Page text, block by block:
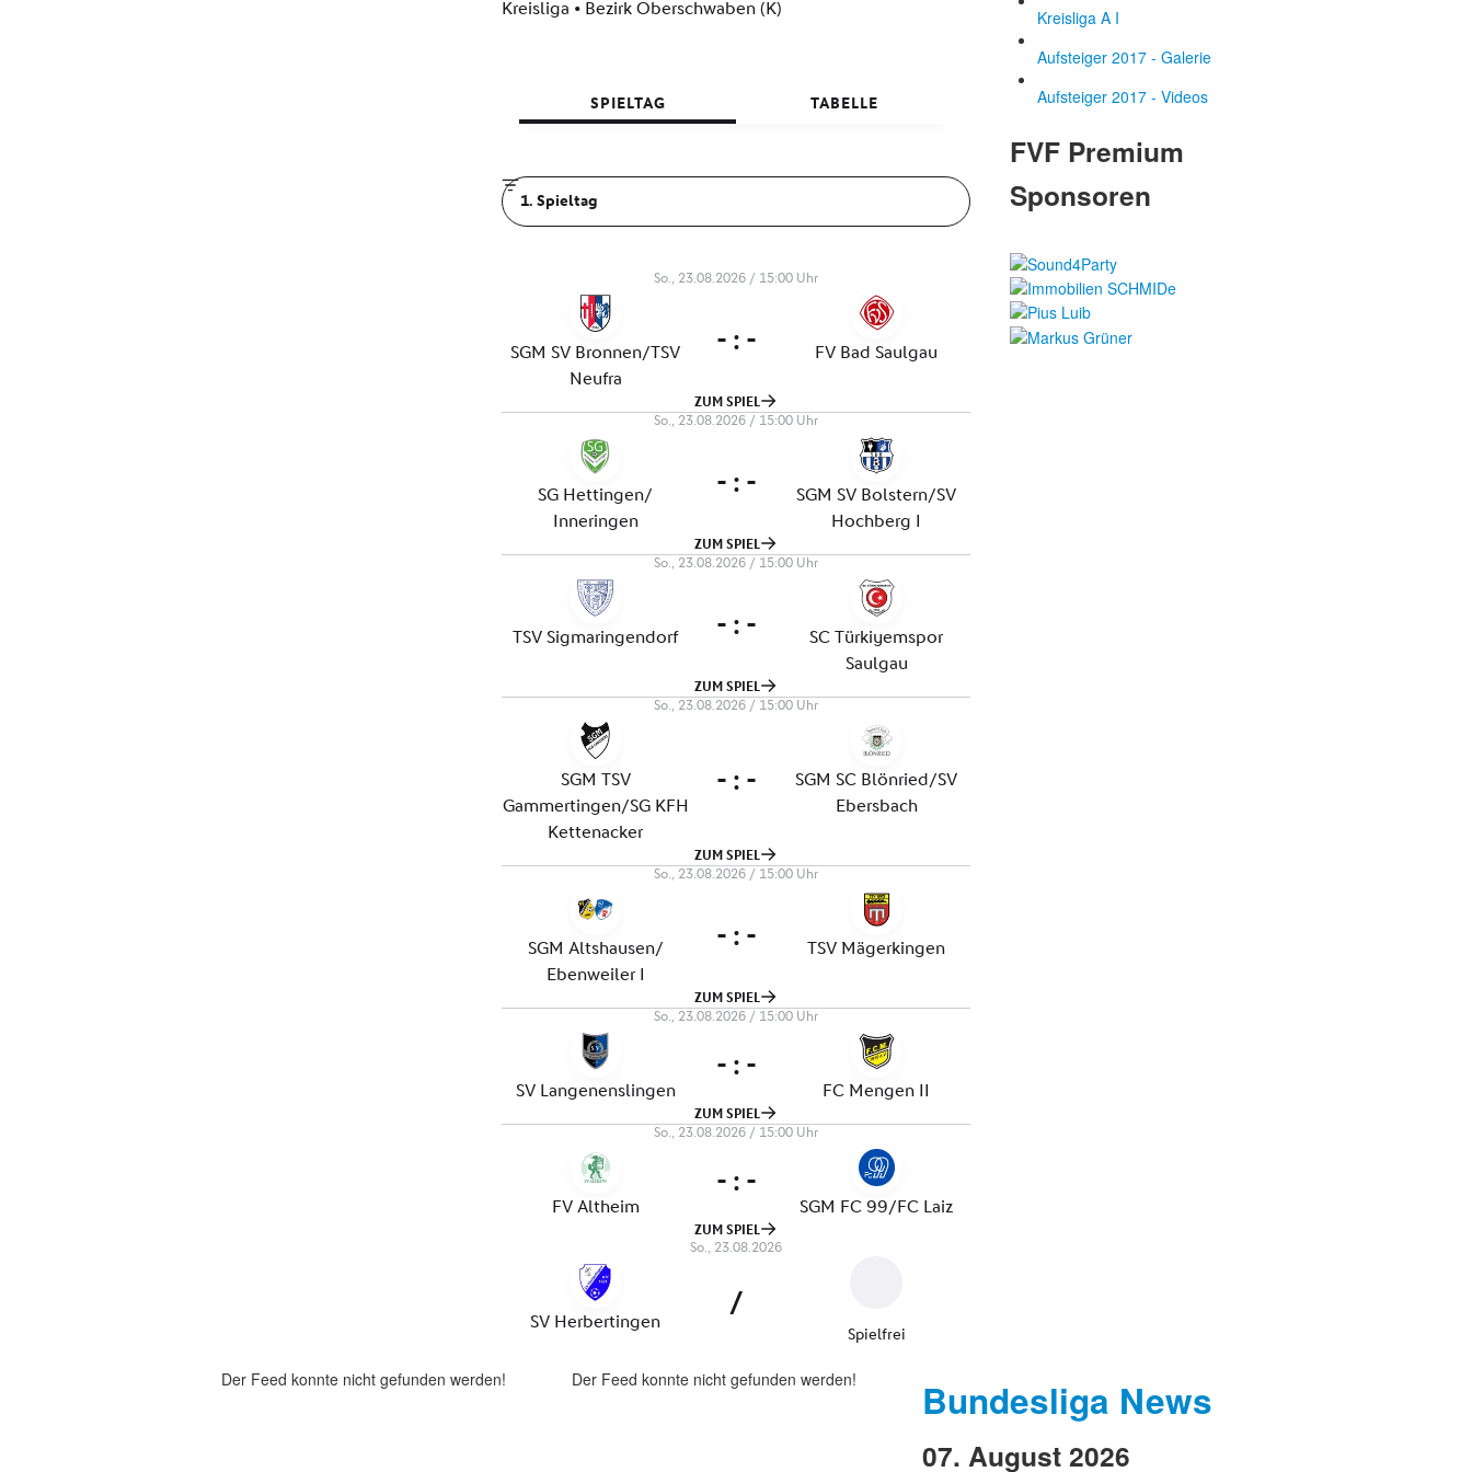
Kreisliga A I
Aufsteiger 2017 - Galerie
Aufsteiger 2017 - Videos
FVF Premium
Sponsoren
Der Feed konnte nicht gefunden werden! Der Feed konnte nicht gefunden werden! Bundesliga News
07. August 2026